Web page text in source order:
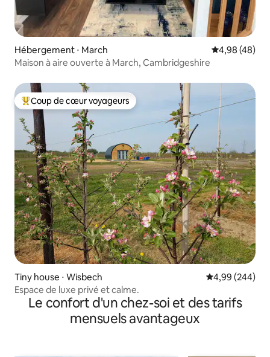
Hébergement ⋅ March Évaluation
4,98 (48)
Maison à aire ouverte à March, Cambridgeshire
Coups de cœur voyageurs les plus appréciés
Coup de cœur voyageurs
Tiny house ⋅ Wisbech Évaluation
4,99 (244)
Espace de luxe privé et calme.
Le confort d'un chez-soi et des tarifs
mensuels avantageux